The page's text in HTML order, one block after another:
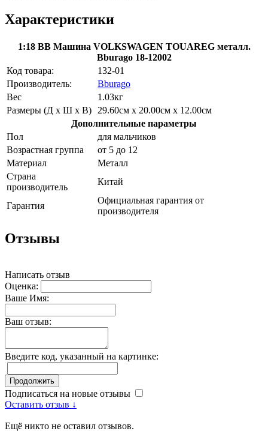
Характеристики
1:18 BB Машина VOLKSWAGEN TOUAREG металл.
Bburago 18-12002
Код товара:
132-01
Производитель:
Bburago
Вес
1.03кг
Размеры (Д х Ш х В)
29.60см x 20.00см x 12.00см
Дополнительные параметры
Пол
для мальчиков
Возрастная группа
от 5 до 12
Материал
Металл
Страна
производитель
Китай
Гарантия
Официальная гарантия от
производителя
Отзывы
Написать отзыв
Оценка:
Ваше Имя:
Ваш отзыв:
Введите код, указанный на картинке:
Продолжить
Подписаться на новые отзывы
Оставить отзыв ↓
Ещё никто не оставил отзывов.